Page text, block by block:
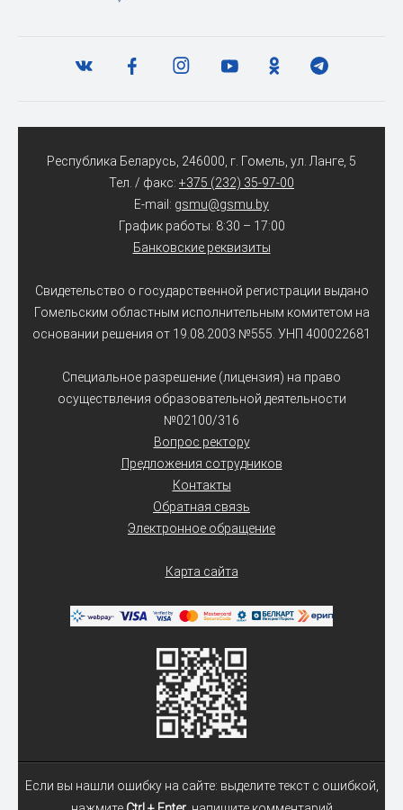
Республика Беларусь, 246000, г. Гомель, ул. Ланге, 5
Тел. / факс: +375 (232) 35-97-00
E-mail: gsmu@gsmu.by
График работы: 8:30 – 17:00
Банковские реквизиты
Свидетельство о государственной регистрации выдано
Гомельским областным исполнительным комитетом на
основании решения от 19.08.2003 №555. УНП 400022681
Специальное разрешение (лицензия) на право
осуществления образовательной деятельности
№02100/316
Вопрос ректору
Предложения сотрудников
Контакты
Обратная связь
Электронное обращение
Карта сайта
Если вы нашли ошибку на сайте: выделите текст с ошибкой,